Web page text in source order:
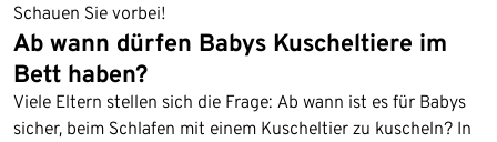
Schauen Sie vorbei!
Ab wann dürfen Babys Kuscheltiere im
Bett haben?
Viele Eltern stellen sich die Frage: Ab wann ist es für Babys
sicher, beim Schlafen mit einem Kuscheltier zu kuscheln? In